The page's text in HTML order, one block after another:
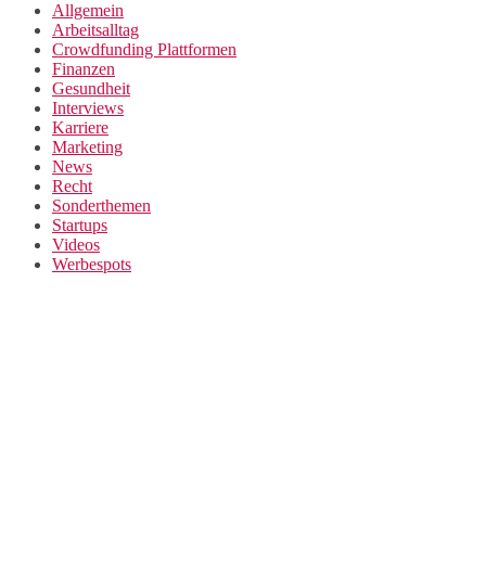
Allgemein
Arbeitsalltag
Crowdfunding Plattformen
Finanzen
Gesundheit
Interviews
Karriere
Marketing
News
Recht
Sonderthemen
Startups
Videos
Werbespots